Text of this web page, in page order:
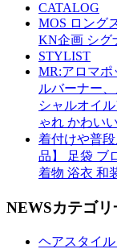
CATALOG
MOS ロング
KN企画 シグ
STYLIST
MR:アロマポ
ルバーナー
シャルオイ
ゃれ かわい
着付けや普
品】 足袋 ブ
着物 浴衣 和
NEWSカテゴリ
ヘアスタイ